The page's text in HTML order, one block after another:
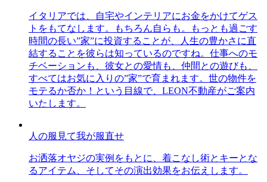
イタリアでは、自宅やインテリアにお金をかけてゲス
トをもてなします。もちろん自らも。もっとも過ごす
時間の長い”家”に投資することが、人生の豊かさに直
結することを彼らは知っているのですね。仕事へのモ
チベーションも、彼女との愛情も、仲間との遊びも、
すべてはお気に入りの”家”で育まれます。世の物件を
モテるか否か！という目線で、LEON不動産がご案内
いたします。
人の服見て我が服直せ
お洒落オヤジの実例をもとに、着こなし術とキーとな
るアイテム、そしてその演出効果をお伝えします。